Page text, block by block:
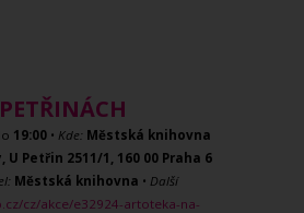
19:00 • Kde: Městská knihovna
Petřin 2511/1, 160 00 Praha 6
Městská knihovna • Další
cz/akce/e32924-artoteka-na-